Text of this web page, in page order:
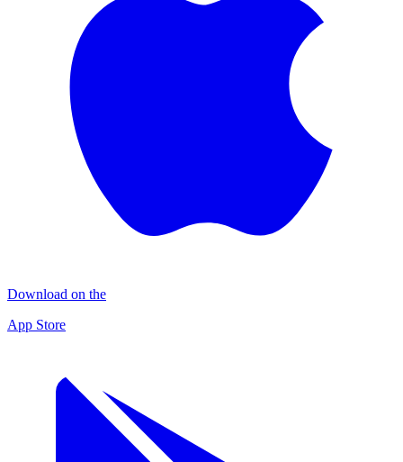
Download on the
App Store